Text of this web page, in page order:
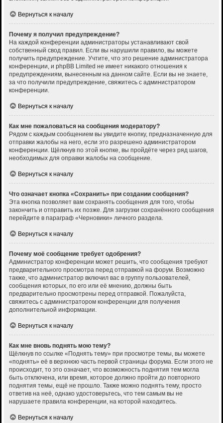
Вернуться к началу
Почему я получил предупреждение?
На каждой конференции администраторы устанавливают свой
собственный свод правил. Если вы нарушили правило, вы можете
получить предупреждение. Учтите, что это решение администратора
конференции, и phpBB Limited не имеет никакого отношения к
предупреждениям, вынесенным на данном сайте. Если вы не знаете,
за что получили предупреждение, свяжитесь с администратором
конференции.
Вернуться к началу
Как мне пожаловаться на сообщения модератору?
Рядом с каждым сообщением вы увидите кнопку, предназначенную для
отправки жалобы на него, если это разрешено администратором
конференции. Щёлкнув по этой кнопке, вы пройдёте через ряд шагов,
необходимых для оправки жалобы на сообщение.
Вернуться к началу
Что означает кнопка «Сохранить» при создании сообщения?
Эта кнопка позволяет вам сохранять сообщения для того, чтобы
закончить и отправить их позже. Для загрузки сохранённого сообщения
перейдите в параграф «Черновики» личного раздела.
Вернуться к началу
Почему моё сообщение требует одобрения?
Администратор конференции может решить, что сообщения требуют
предварительного просмотра перед отправкой на форум. Возможно
также, что администратор включил вас в группу пользователей,
сообщения которых, по его или её мнению, должны быть
предварительно просмотрены перед отправкой. Пожалуйста,
свяжитесь с администратором конференции для получения
дополнительной информации.
Вернуться к началу
Как мне вновь поднять мою тему?
Щёлкнув по ссылке «Поднять тему» при просмотре темы, вы можете
«поднять» её в верхнюю часть первой страницы форума. Если этого не
происходит, то это означает, что возможность поднятия тем могла
быть отключена, или время, которое должно пройти до повторного
поднятия темы, ещё не прошло. Также можно поднять тему, просто
ответив на неё, однако удостоверьтесь, что тем самым вы не
нарушаете правила конференции, на которой находитесь.
Вернуться к началу